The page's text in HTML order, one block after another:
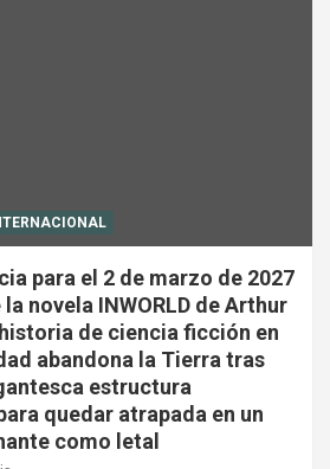
para el 2 de marzo de 2027
novela INWORLD de Arthur
de ciencia ficción en
abandona la Tierra tras
estructura
quedar atrapada en un
como letal